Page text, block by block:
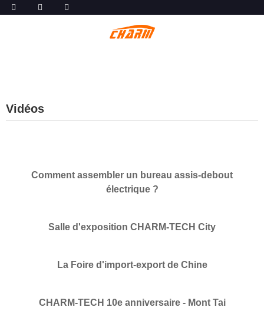
Vidéos
Comment assembler un bureau assis-debout
électrique ?
Salle d'exposition CHARM-TECH City
La Foire d'import-export de Chine
CHARM-TECH 10e anniversaire - Mont Tai